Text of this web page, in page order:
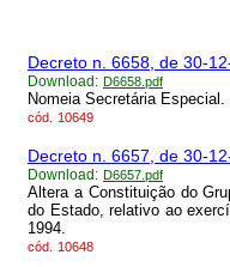
Decreto n. 6658, de 30-
Download: D6658.pdf
Nomeia Secretária Especial.
cód. 10649
Decreto n. 6657, de 30-
Download: D6657.pdf
Altera a Constituição do
do Estado, relativo ao
1994.
cód. 10648